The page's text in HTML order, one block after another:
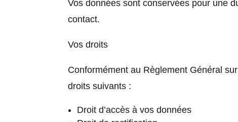
Vos données sont conservées pour une
contact.
Vos droits
Conformément au Règlement Général
droits suivants :
Droit d’accès à vos données